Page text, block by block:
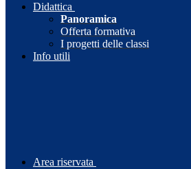
Didattica
Panoramica
Offerta formativa
I progetti delle classi
Info utili
Area riservata